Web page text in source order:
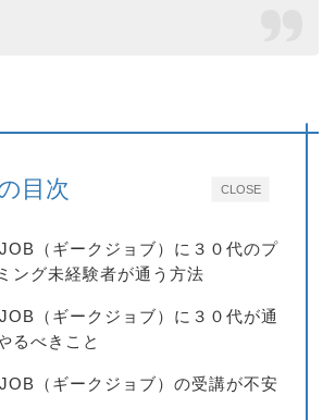
CLOSE
目次
（ギークジョブ）に３０代のプ
ング未経験者が通う方法
（ギークジョブ）に３０代が通
るべきこと
（ギークジョブ）の受講が不安